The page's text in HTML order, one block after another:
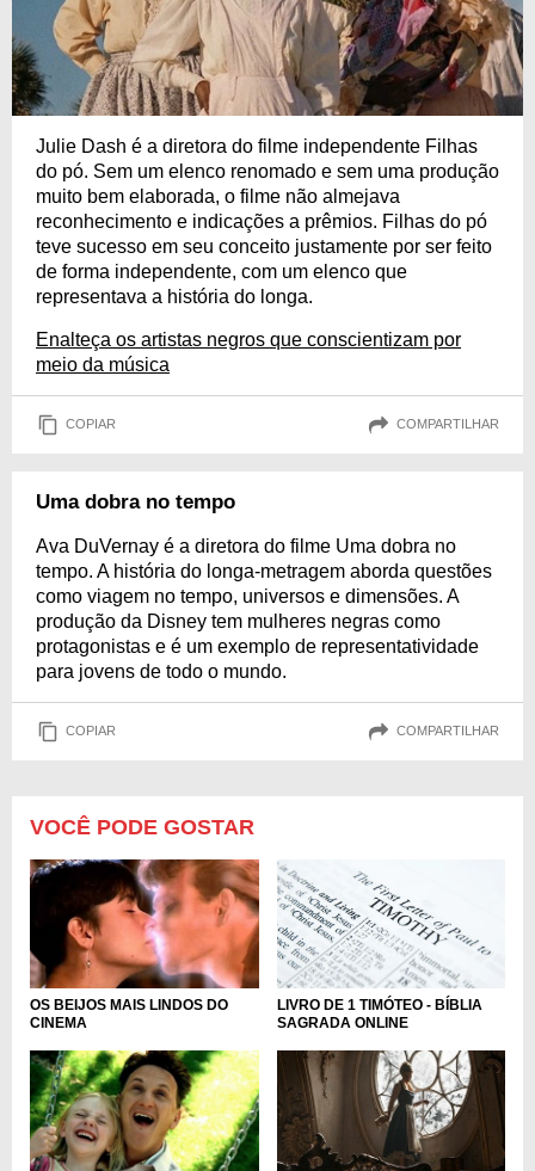
Julie Dash é a diretora do filme independente Filhas
do pó. Sem um elenco renomado e sem uma produção
muito bem elaborada, o filme não almejava
reconhecimento e indicações a prêmios. Filhas do pó
teve sucesso em seu conceito justamente por ser feito
de forma independente, com um elenco que
representava a história do longa.
Enalteça os artistas negros que conscientizam por
meio da música
COPIAR COMPARTILHAR
Uma dobra no tempo
Ava DuVernay é a diretora do filme Uma dobra no
tempo. A história do longa-metragem aborda questões
como viagem no tempo, universos e dimensões. A
produção da Disney tem mulheres negras como
protagonistas e é um exemplo de representatividade
para jovens de todo o mundo.
COPIAR COMPARTILHAR
VOCÊ PODE GOSTAR
OS BEIJOS MAIS LINDOS DO
CINEMA
LIVRO DE 1 TIMÓTEO - BÍBLIA
SAGRADA ONLINE